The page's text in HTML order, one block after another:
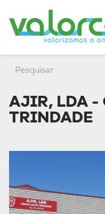
AJIR, LDA -
TRINDADE